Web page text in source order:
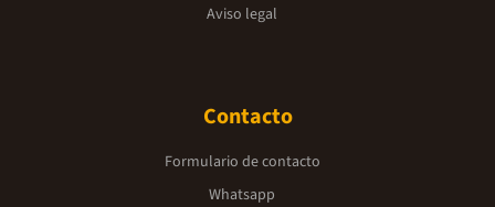
Aviso legal
Contacto
Formulario de contacto
Whatsapp